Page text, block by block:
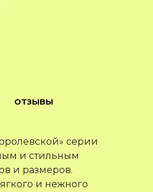
ОТЗЫВЫ
серии
и стильным
и размеров.
и нежного